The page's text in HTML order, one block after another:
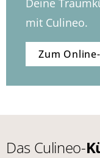
mit Culineo.
Zum
Das Culineo-